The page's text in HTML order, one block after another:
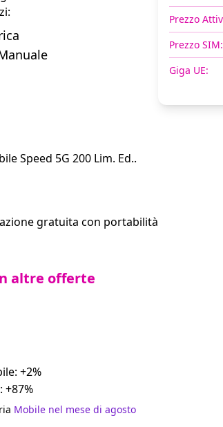
Speed 5G 200 Lim. Ed..
gratuita con portabilità
altre offerte
+2%
Mobile nel mese di agosto
Prezzo
Prezzo SIM:
Giga UE: